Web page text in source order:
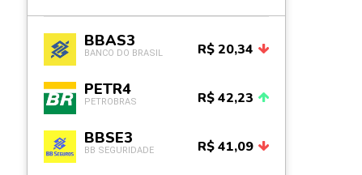
BBAS3
BANCO DO BRASIL R$ 20,34
PETR4
PETROBRAS R$ 42,23
BBSE3
BB SEGURIDADE R$ 41,09